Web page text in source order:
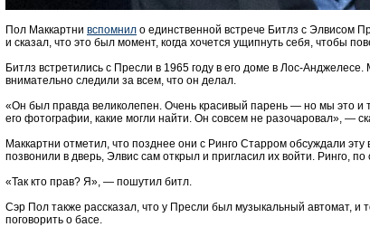
Пол Маккартни вспомнил о единственной встрече Битлз с Элвисом
и сказал, что это был момент, когда хочется ущипнуть себя, чтобы
Битлз встретились с Пресли в 1965 году в его доме в Лос-
внимательно следили за всем, что он делал.
«Он был правда великолепен. Очень красивый парень — но мы это
его фотографии, какие могли найти. Он совсем не разочаровал», —
Маккартни отметил, что позднее они с Ринго Старром обсуждали
позвонили в дверь, Элвис сам открыл и пригласил их войти. Ринго,
«Так кто прав? Я», — пошутил битл.
Сэр Пол также рассказал, что у Пресли был музыкальный автомат, и
поговорить о басе.